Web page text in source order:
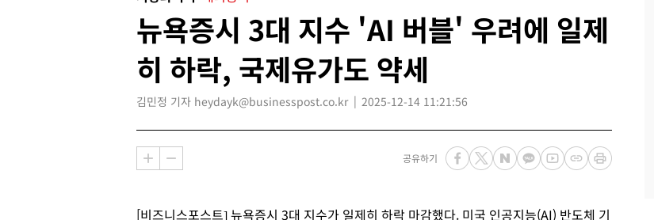
뉴욕증시 3대 지수 'AI 버블' 우려에 일제
히 하락, 국제유가도 약세
김민정 기자 heydayk@businesspost.co.kr 2025-12-14 11:21:56
공유하기
[비즈니스포스트] 뉴욕증시 3대 지수가 일제히 하락 마감했다. 미국 인공지능(AI) 반도체 기